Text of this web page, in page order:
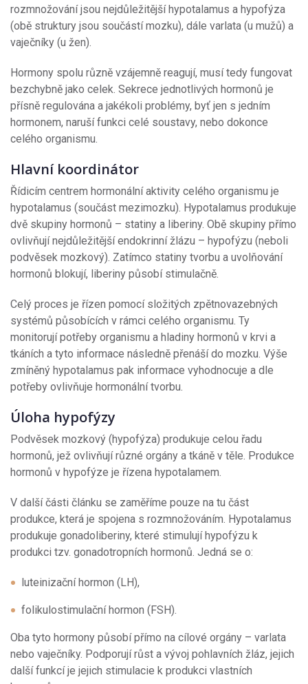
rozmnožování jsou nejdůležitější hypotalamus a hypofýza
(obě struktury jsou součástí mozku), dále varlata (u mužů) a
vaječníky (u žen).
Hormony spolu různě vzájemně reagují, musí tedy fungovat
bezchybně jako celek. Sekrece jednotlivých hormonů je
přísně regulována a jakékoli problémy, byť jen s jedním
hormonem, naruší funkci celé soustavy, nebo dokonce
celého organismu.
Hlavní koordinátor
Řídicím centrem hormonální aktivity celého organismu je
hypotalamus (součást mezimozku). Hypotalamus produkuje
dvě skupiny hormonů – statiny a liberiny. Obě skupiny přímo
ovlivňují nejdůležitější endokrinní žlázu – hypofýzu (neboli
podvěsek mozkový). Zatímco statiny tvorbu a uvolňování
hormonů blokují, liberiny působí stimulačně.
Celý proces je řízen pomocí složitých zpětnovazebných
systémů působících v rámci celého organismu. Ty
monitorují potřeby organismu a hladiny hormonů v krvi a
tkáních a tyto informace následně přenáší do mozku. Výše
zmíněný hypotalamus pak informace vyhodnocuje a dle
potřeby ovlivňuje hormonální tvorbu.
Úloha hypofýzy
Podvěsek mozkový (hypofýza) produkuje celou řadu
hormonů, jež ovlivňují různé orgány a tkáně v těle. Produkce
hormonů v hypofýze je řízena hypotalamem.
V další části článku se zaměříme pouze na tu část
produkce, která je spojena s rozmnožováním. Hypotalamus
produkuje gonadoliberiny, které stimulují hypofýzu k
produkci tzv. gonadotropních hormonů. Jedná se o:
luteinizační hormon (LH),
folikulostimulační hormon (FSH).
Oba tyto hormony působí přímo na cílové orgány – varlata
nebo vaječníky. Podporují růst a vývoj pohlavních žláz, jejich
další funkcí je jejich stimulacie k produkci vlastních